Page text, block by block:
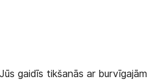
gaidīs tikšanās ar burvīgajām